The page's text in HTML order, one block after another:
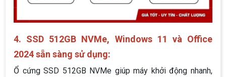
4. SSD 512GB NVMe, Windows 11 và Office
2024 sẵn sàng sử dụng:
Ổ cứng SSD 512GB NVMe giúp máy khởi động nhanh,